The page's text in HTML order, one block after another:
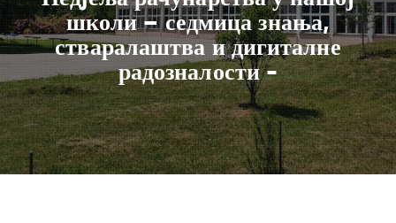
школи – седмица знања,
стваралаштва и дигиталне
радозналости -